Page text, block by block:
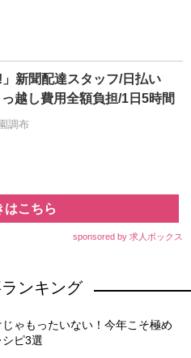
新聞配達スタッフ/日払い
越し費用全額負担/1日5時間
調布
はこちら
sponsored by 求人ボックス
ンキング
ゃもったいない！今年こそ極め
ピ3選